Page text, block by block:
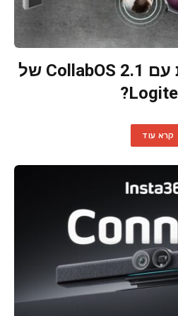
מה תוכלו לעשות עם CollabOS 2.1 של
קרא עוד